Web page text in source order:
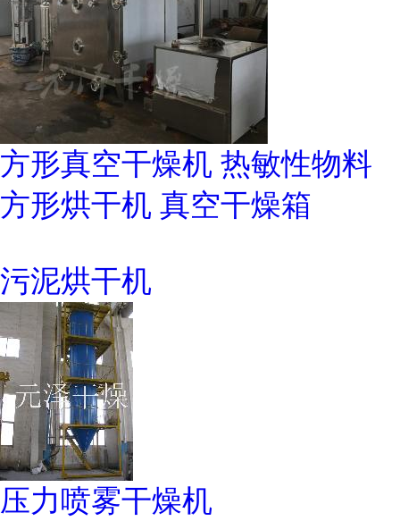
方形真空干燥机 热敏性物料
方形烘干机 真空干燥箱
污泥烘干机
压力喷雾干燥机